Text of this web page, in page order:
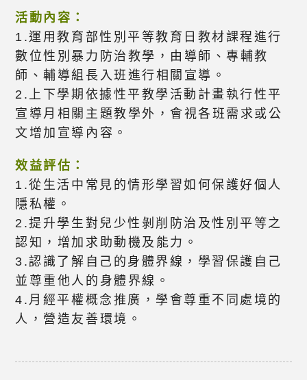
活動內容：
1.運用教育部性別平等教育日教材課程進行
數位性別暴力防治教學，由導師、專輔教
師、輔導組長入班進行相關宣導。
2.上下學期依據性平教學活動計畫執行性平
宣導月相關主題教學外，會視各班需求或公
文增加宣導內容。
效益評估：
1.從生活中常見的情形學習如何保護好個人
隱私權。
2.提升學生對兒少性剝削防治及性別平等之
認知，增加求助動機及能力。
3.認識了解自己的身體界線，學習保護自己
並尊重他人的身體界線。
4.月經平權概念推廣，學會尊重不同處境的
人，營造友善環境。